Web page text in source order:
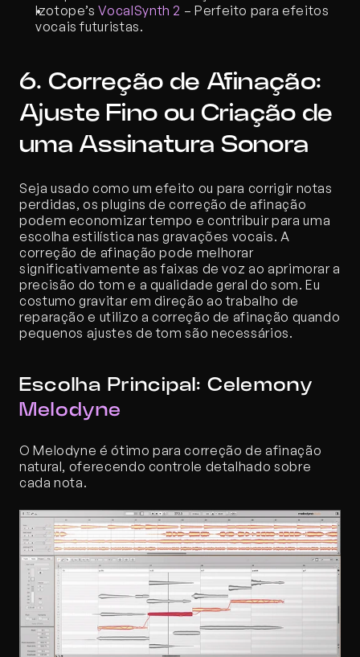
Izotope’s VocalSynth 2 – Perfeito para efeitos
vocais futuristas.
6. Correção de Afinação:
Ajuste Fino ou Criação de
uma Assinatura Sonora
Seja usado como um efeito ou para corrigir notas
perdidas, os plugins de correção de afinação
podem economizar tempo e contribuir para uma
escolha estilística nas gravações vocais. A
correção de afinação pode melhorar
significativamente as faixas de voz ao aprimorar a
precisão do tom e a qualidade geral do som. Eu
costumo gravitar em direção ao trabalho de
reparação e utilizo a correção de afinação quando
pequenos ajustes de tom são necessários.
Melodyne
O Melodyne é ótimo para correção de afinação
natural, oferecendo controle detalhado sobre
cada nota.